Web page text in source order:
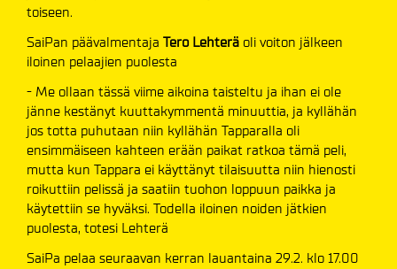
toiseen.
SaiPan päävalmentaja Tero Lehterä oli voiton jälkeen
iloinen pelaajien puolesta
- Me ollaan tässä viime aikoina taisteltu ja ihan ei ole
jänne kestänyt kuuttakymmentä minuuttia, ja kyllähän
jos totta puhutaan niin kyllähän Tapparalla oli
ensimmäiseen kahteen erään paikat ratkoa tämä peli,
mutta kun Tappara ei käyttänyt tilaisuutta niin hienosti
roikuttiin pelissä ja saatiin tuohon loppuun paikka ja
käytettiin se hyväksi. Todella iloinen noiden jätkien
puolesta, totesi Lehterä
SaiPa pelaa seuraavan kerran lauantaina 29.2. klo 17.00